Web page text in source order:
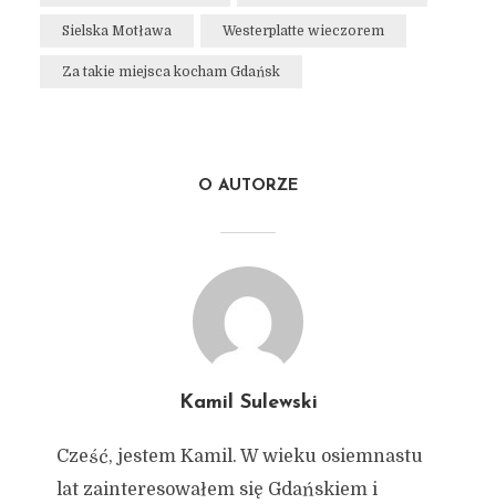
Sielska Motława Westerplatte wieczorem
Za takie miejsca kocham Gdańsk
O AUTORZE
Kamil Sulewski
Cześć, jestem Kamil. W wieku osiemnastu
lat zainteresowałem się Gdańskiem i